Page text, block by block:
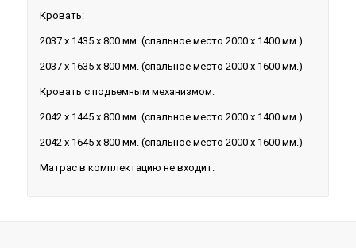
Кровать:
2037 х 1435 х 800 мм. (спальное место 2000 х 1400 мм.)
2037 х 1635 х 800 мм. (спальное место 2000 х 1600 мм.)
Кровать с подъемным механизмом:
2042 х 1445 х 800 мм. (спальное место 2000 х 1400 мм.)
2042 х 1645 х 800 мм. (спальное место 2000 х 1600 мм.)
Матрас в комплектацию не входит.